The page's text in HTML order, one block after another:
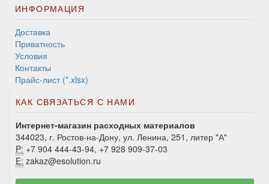
ИНФОРМАЦИЯ
Доставка
Приватность
Условия
Контакты
Прайс-лист (*.xlsx)
КАК СВЯЗАТЬСЯ С НАМИ
Интернет-магазин расходных материалов
344023, г. Ростов-на-Дону, ул. Ленина, 251, литер "А"
P: +7 904 444-43-94, +7 928 909-37-03
E: zakaz@esolution.ru